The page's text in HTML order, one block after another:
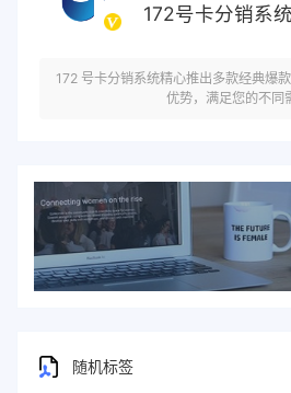
172号卡分销系
172 号卡分销系统精心推出多款经典爆
优势，满足您的不同
随机标签